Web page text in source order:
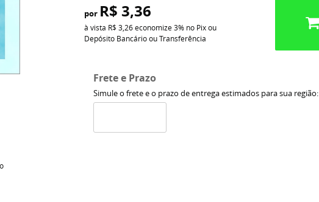
por R$ 3,36
à vista R$ 3,26economize3% no Pix ou
Depósito Bancário ou Transferência
Frete e Prazo
Simule o frete e o prazo de entrega estimados para sua região: